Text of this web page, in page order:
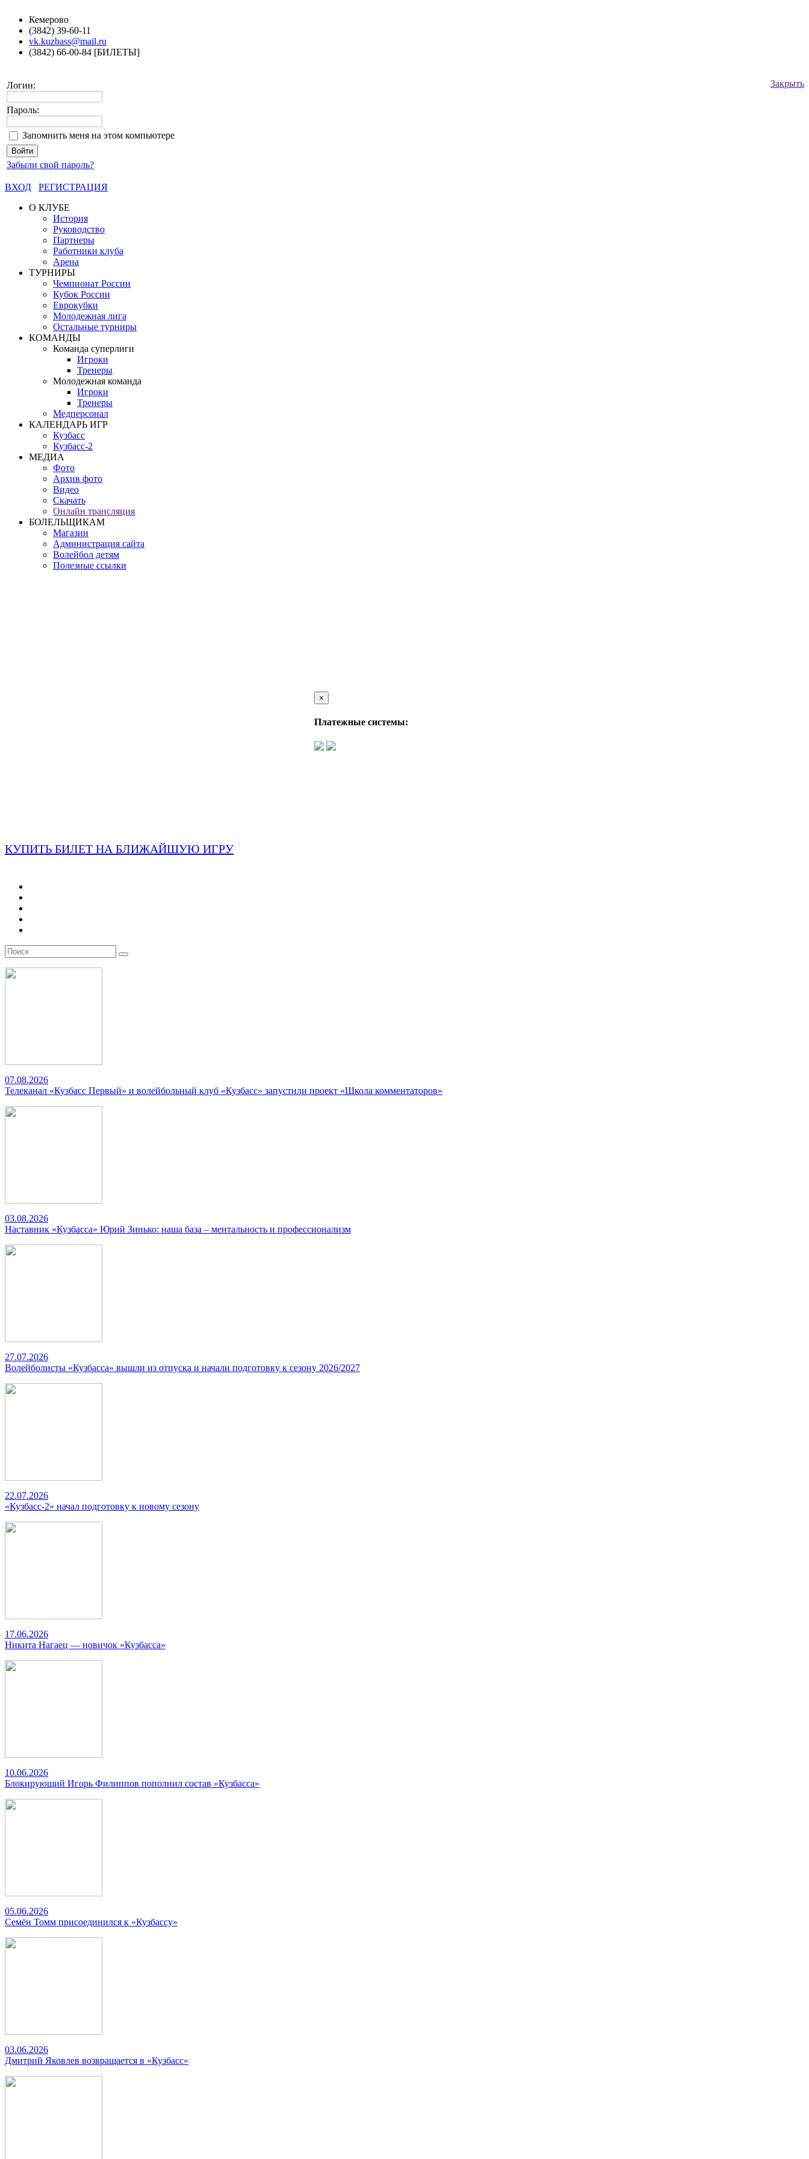
Кемерово
(3842) 39-60-11
vk.kuzbass@mail.ru
(3842) 66-00-84 [БИЛЕТЫ]
Закрыть
Логин:
Пароль:
Запомнить меня на этом компьютере
Забыли свой пароль?
ВХОД
РЕГИСТРАЦИЯ
О КЛУБЕ
История
Руководство
Партнеры
Работники клуба
Арена
ТУРНИРЫ
Чемпионат России
Кубок России
Еврокубки
Молодежная лига
Остальные турниры
КОМАНДЫ
Команда суперлиги
Игроки
Тренеры
Молодежная команда
Игроки
Тренеры
Медперсонал
КАЛЕНДАРЬ ИГР
Кузбасс
Кузбасс-2
МЕДИА
Фото
Архив фото
Видео
Скачать
Онлайн трансляция
БОЛЕЛЬЩИКАМ
Магазин
Администрация сайта
Волейбол детям
Полезные ссылки
×
Платежные системы:
КУПИТЬ БИЛЕТ НА БЛИЖАЙШУЮ ИГРУ
07.08.2026
Телеканал «Кузбасс Первый» и волейбольный клуб «Кузбасс» запустили проект «Школа комментаторов»
03.08.2026
Наставник «Кузбасса» Юрий Зинько: наша база – ментальность и профессионализм
27.07.2026
Волейболисты «Кузбасса» вышли из отпуска и начали подготовку к сезону 2026/2027
22.07.2026
«Кузбасс-2» начал подготовку к новому сезону
17.06.2026
Никита Нагаец — новичок «Кузбасса»
10.06.2026
Блокирующий Игорь Филиппов пополнил состав «Кузбасса»
05.06.2026
Семён Томм присоединился к «Кузбассу»
03.06.2026
Дмитрий Яковлев возвращается в «Кузбасс»